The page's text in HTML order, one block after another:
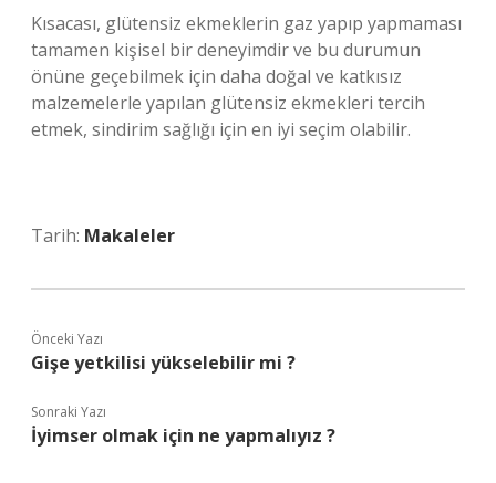
Kısacası, glütensiz ekmeklerin gaz yapıp yapmaması
tamamen kişisel bir deneyimdir ve bu durumun
önüne geçebilmek için daha doğal ve katkısız
malzemelerle yapılan glütensiz ekmekleri tercih
etmek, sindirim sağlığı için en iyi seçim olabilir.
Tarih: Makaleler
Önceki Yazı
Gişe yetkilisi yükselebilir mi ?
Sonraki Yazı
İyimser olmak için ne yapmalıyız ?